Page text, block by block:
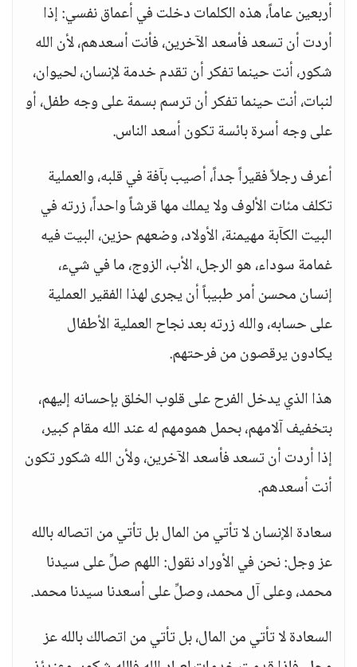
أربعين عاماً، هذه الكلمات دخلت في أعماق نفسي: إذا
أردت أن تسعد فأسعد الآخرين، فأنت أسعدهم، لأن الله
شكور، أنت حينما تفكر أن تقدم خدمة لإنسان، لحيوان،
لنبات، أنت حينما تفكر أن ترسم بسمة على وجه طفل، أو
على وجه أسرة بائسة تكون أسعد الناس.
أعرف رجلاً فقيراً جداً، أصيب بآفة في قلبه، والعملية
تكلف مئات الألوف ولا يملك مها قرشاً واحداً، زرته في
البيت الكآبة مهيمنة، الأولاد، وضعهم حزين، البيت فيه
غمامة سوداء، هو الرجل، الأب، الزوج، ما في شيء،
إنسان محسن أمر طبيباً أن يجرى لهذا الفقير العملية
على حسابه، والله زرته بعد نجاح العملية الأطفال
يكادون يرقصون من فرحتهم.
هذا الذي يدخل الفرح على قلوب الخلق بإحسانه إليهم،
بتخفيف آلامهم، بحمل همومهم له عند الله مقام كبير،
إذا أردت أن تسعد فأسعد الآخرين، ولأن الله شكور تكون
أنت أسعدهم.
سعادة الإنسان لا تأتي من المال بل تأتي من اتصاله بالله
عز وجل: نحن في الأوراد نقول: اللهم صلِّ على سيدنا
محمد، وعلى آل محمد، وصلِّ على أسعدنا سيدنا محمد.
السعادة لا تأتي من المال، بل تأتي من اتصالك بالله عز